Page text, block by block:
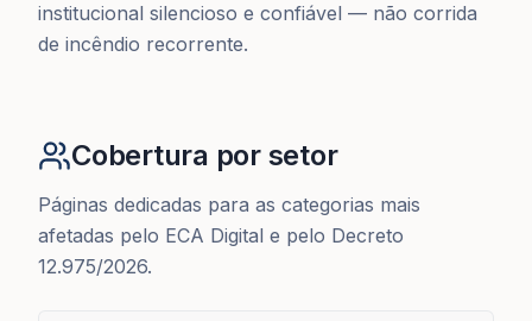
institucional silencioso e confiável — não corrida
de incêndio recorrente.
Cobertura por setor
Páginas dedicadas para as categorias mais
afetadas pelo ECA Digital e pelo Decreto
12.975/2026.